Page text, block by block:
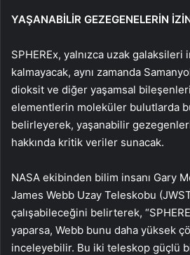
YAŞANABİLİR GEZEGENELERİN
SPHEREx, yalnızca uzak galaksileri
kalmayacak, aynı zamanda
dioksit ve diğer yaşamsal
elementlerin moleküler bulutlarda
belirleyerek, yaşanabilir
hakkında kritik veriler sunacak.
NASA ekibinden bilim insanı Gary
James Webb Uzay Teleskobu
çalışabileceğini belirterek,
yaparsa, Webb bunu daha yüksek
inceleyebilir. Bu iki teleskop güçlü